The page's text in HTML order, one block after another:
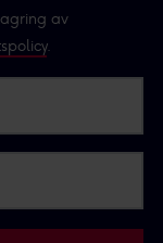
av
.